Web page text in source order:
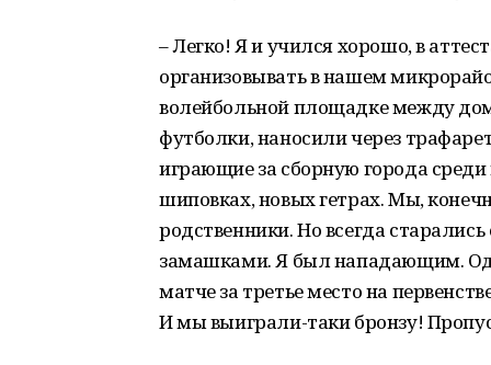
– Легко! Я и учился хорошо, в
организовывать в нашем
волейбольной площадке между
футболки, наносили через
играющие за сборную города
шиповках, новых гетрах. Мы,
родственники. Но всегда
замашками. Я был нападающим.
матче за третье место на
И мы выиграли-таки бронзу!